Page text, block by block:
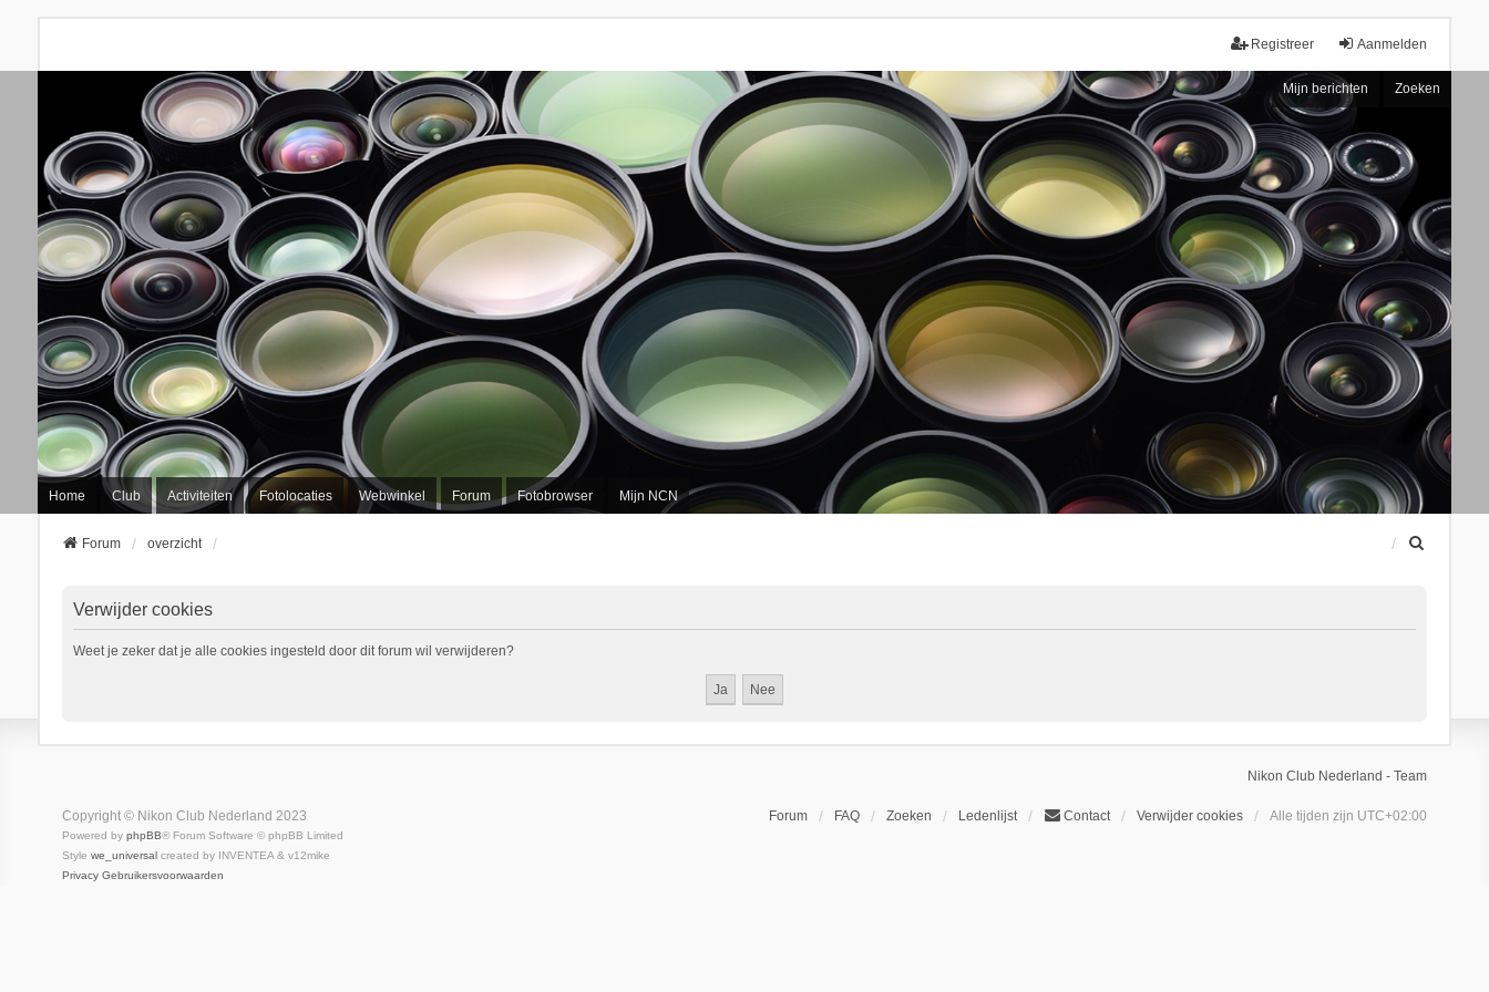
Aanmelden
Registreer
Mijn berichten Zoeken
Home Club Activiteiten Fotolocaties Webwinkel Forum Fotobrowser Mijn NCN
Forum overzicht
Verwijder cookies
Weet je zeker dat je alle cookies ingesteld door dit forum wil verwijderen?
Nikon Club Nederland - Team
Forum FAQ Zoeken Ledenlijst Contact Verwijder cookies Alle tijden zijn UTC+02:00
Copyright © Nikon Club Nederland 2023
Powered by phpBB® Forum Software © phpBB Limited
Style we_universalcreated by INVENTEA & v12mike
Privacy Gebruikersvoorwaarden